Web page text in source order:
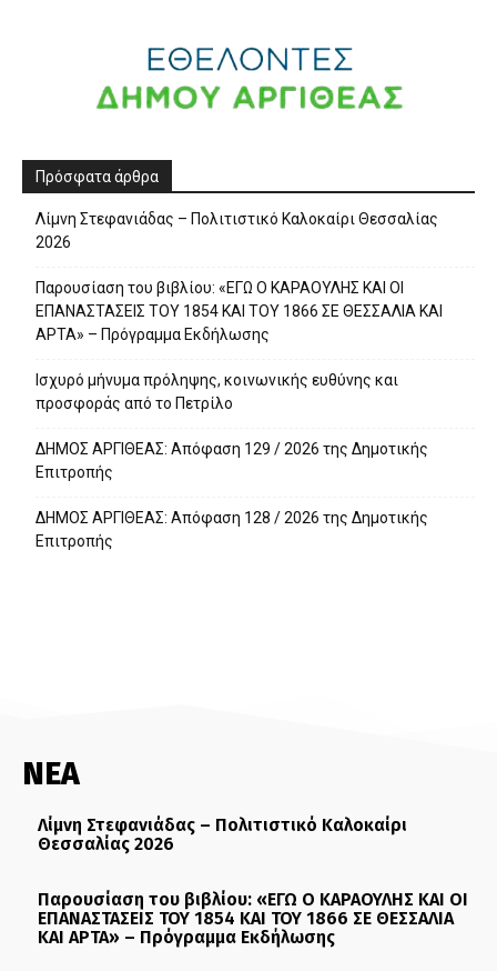
Πρόσφατα άρθρα
Λίμνη Στεφανιάδας – Πολιτιστικό Καλοκαίρι Θεσσαλίας
2026
Παρουσίαση του βιβλίου: «ΕΓΩ Ο ΚΑΡΑΟΥΛΗΣ ΚΑΙ ΟΙ
ΕΠΑΝΑΣΤΑΣΕΙΣ ΤΟΥ 1854 ΚΑΙ ΤΟΥ 1866 ΣΕ ΘΕΣΣΑΛΙΑ ΚΑΙ
ΑΡΤΑ» – Πρόγραμμα Εκδήλωσης
Ισχυρό μήνυμα πρόληψης, κοινωνικής ευθύνης και
προσφοράς από το Πετρίλο
ΔΗΜΟΣ ΑΡΓΙΘΕΑΣ: Απόφαση 129 / 2026 της Δημοτικής
Επιτροπής
ΔΗΜΟΣ ΑΡΓΙΘΕΑΣ: Απόφαση 128 / 2026 της Δημοτικής
Επιτροπής
ΝΕΑ
Λίμνη Στεφανιάδας – Πολιτιστικό Καλοκαίρι
Θεσσαλίας 2026
Παρουσίαση του βιβλίου: «ΕΓΩ Ο ΚΑΡΑΟΥΛΗΣ ΚΑΙ ΟΙ
ΕΠΑΝΑΣΤΑΣΕΙΣ ΤΟΥ 1854 ΚΑΙ ΤΟΥ 1866 ΣΕ ΘΕΣΣΑΛΙΑ
ΚΑΙ ΑΡΤΑ» – Πρόγραμμα Εκδήλωσης